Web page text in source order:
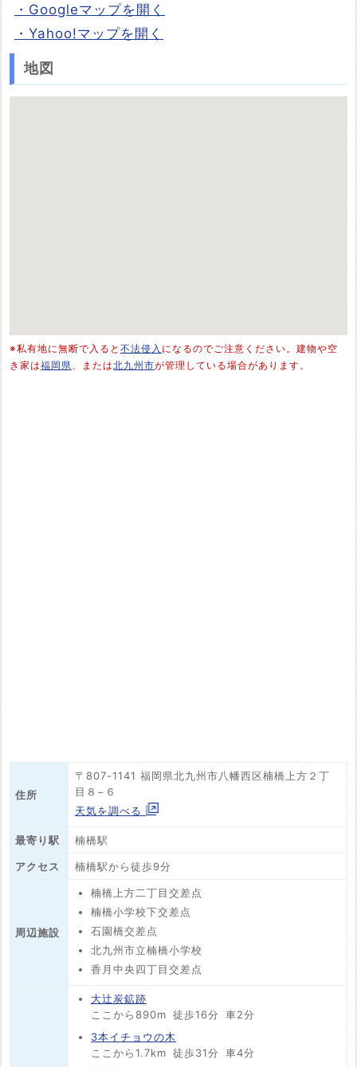
・Googleマップを開く
・Yahoo!マップを開く
地図
※私有地に無断で入ると 不法侵入 になるのでご注意ください。建物や空
き家は福岡県 、または北九州市が管理している場合があります。
住所
〒807-1141 福岡県北九州市八幡西区楠橋上方２丁
目８−６
天気を調べる
最寄り駅 楠橋駅
アクセス 楠橋駅から徒歩9分
周辺施設
楠橋上方二丁目交差点
楠橋小学校下交差点
石園橋交差点
北九州市立楠橋小学校
香月中央四丁目交差点
大辻炭鉱跡
ここから890m 徒歩16分
車2分
3本イチョウの木
ここから1.7km 徒歩31分
車4分